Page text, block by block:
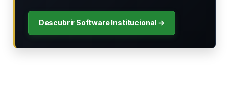
Descubrir Software Institucional →